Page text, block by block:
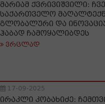
მარიამ ქვრივიშვილი:
საქართველო
გლობალური და
ჰაბად ჩამოყალიბდეს
ვრცლად
17-09-2025
ირაკლი კობახიძე: